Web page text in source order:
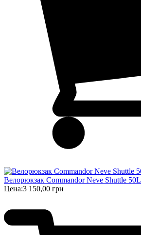
Велорюкзак Commandor Neve Shuttle 50L
Цена:3 150,00 грн